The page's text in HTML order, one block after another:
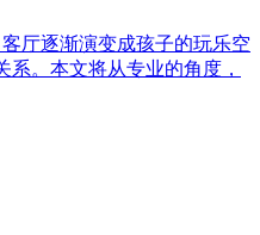
厅逐渐演变成孩子的玩乐空
。本文将从专业的角度，